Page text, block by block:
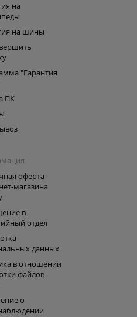
на
на шины
"Гарантия
ПК
оферта
магазина
в
отдел
данных
в отношении
файлов
о